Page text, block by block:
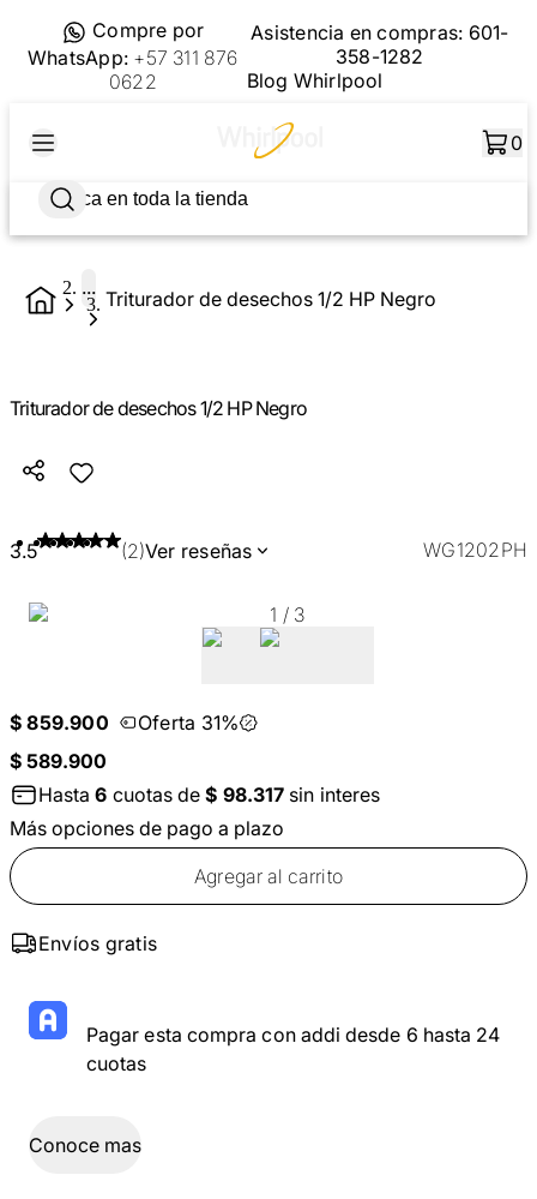
Compre por
WhatsApp: +57 311 876
0622
Asistencia en compras: 601-
358-1282
Blog Whirlpool
0
... Triturador de desechos 1/2 HP Negro
Triturador de desechos 1/2 HP Negro
3.5 (2)Ver reseñas WG1202PH
1 / 3
$ 859.900
Oferta 31%
$ 589.900
Hasta6 cuotas de$ 98.317 sin interes
Más opciones de pago a plazo
Agregar al carrito
Envíos gratis
Pagar esta compra con addi desde 6 hasta 24
cuotas
Conoce mas